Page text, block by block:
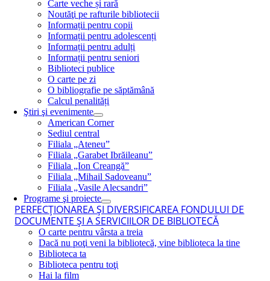
Carte veche și rară
Noutăţi pe rafturile bibliotecii
Informații pentru copii
Informații pentru adolescenți
Informații pentru adulți
Informații pentru seniori
Biblioteci publice
O carte pe zi
O bibliografie pe săptămână
Calcul penalități
Ştiri şi evenimente
American Corner
Sediul central
Filiala „Ateneu”
Filiala „Garabet Ibrăileanu”
Filiala „Ion Creangă”
Filiala „Mihail Sadoveanu”
Filiala „Vasile Alecsandri”
Programe şi proiecte
PERFECŢIONAREA ŞI DIVERSIFICAREA FONDULUI DE
DOCUMENTE ŞI A SERVICIILOR DE BIBLIOTECĂ
O carte pentru vârsta a treia
Dacă nu poţi veni la bibliotecă, vine biblioteca la tine
Biblioteca ta
Biblioteca pentru toţi
Hai la film